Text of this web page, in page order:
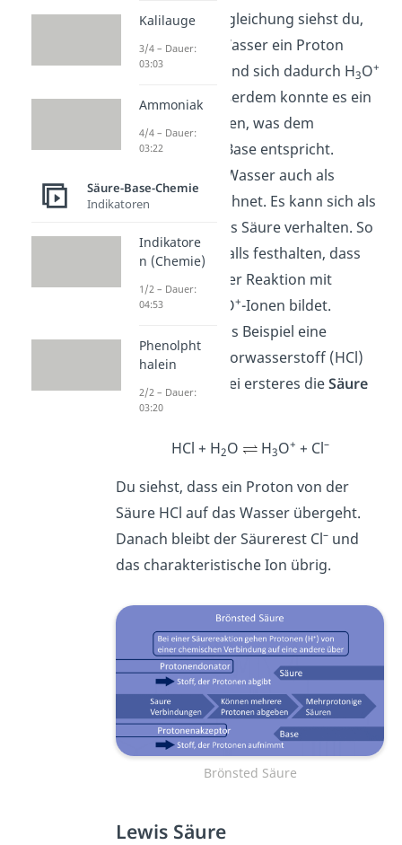
In der Reaktionsgleichung siehst du,
dass die Säure Wasser ein Proton
abgegeben hat und sich dadurch H3O+
gebildet hat. Außerdem konnte es ein
Proton aufnehmen, was dem
Verhalten einer Base entspricht.
Deswegen wird Wasser auch als
Ampholyt
bezeichnet. Es kann sich als
Base und auch als Säure verhalten. So
kannst du ebenfalls festhalten, dass
eine Säure in einer Reaktion mit
Wasser stets H
O+-Ionen bildet.
Betrachten wir als Beispiel eine
Reaktion von Chlorwasserstoff (HCl)
mit Wasser, wobei ersteres dieSäure
HCl + H2O H3O+ + Cl–
Du siehst, dass ein Proton von der
Säure HCl auf das Wasser übergeht.
Danach bleibt der Säurerest Cl– und
das charakteristische Ion übrig.
Brönsted Säure
Lewis Säure
Kalilauge
3/4 – Dauer:
03:03
Ammoniak
4/4 – Dauer:
03:22
Säure-Base-Chemie
Indikatoren
Indikatore
n (Chemie)
1/2 – Dauer:
04:53
Phenolpht
halein
2/2 – Dauer:
03:20